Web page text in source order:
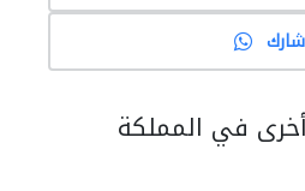
شارك
في المملكة